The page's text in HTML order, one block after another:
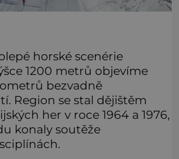
horské scenérie
1200 metrů objevíme
bezvadně
Region se stal dějištěm
her v roce 1964 a 1976,
konaly soutěže